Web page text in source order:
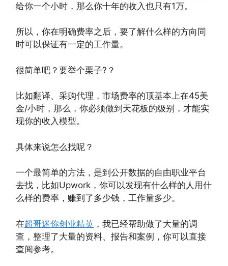
给你一个小时，那么你十年的收入也只有1万。
所以，你在明确费率之后，要了解什么样的方向同
时可以保证有一定的工作量。
很简单吧？要举个栗子?？
比如翻译、采购代理，市场费率的顶基本上在45美
金/小时，那么，你必须做到天花板的级别，才能实
现你的收入模型。
具体来说怎么找呢？
一个最简单的方法，是到公开数据的自由职业平台
去找，比如Upwork，你可以发现有什么样的人用什
么样的费率，赚到了多少钱，工作量多少。
在超哥迷你创业精英 ，我已经帮助做了大量的调
查，整理了大量的资料、报告和案例，你可以直接
查阅参考。